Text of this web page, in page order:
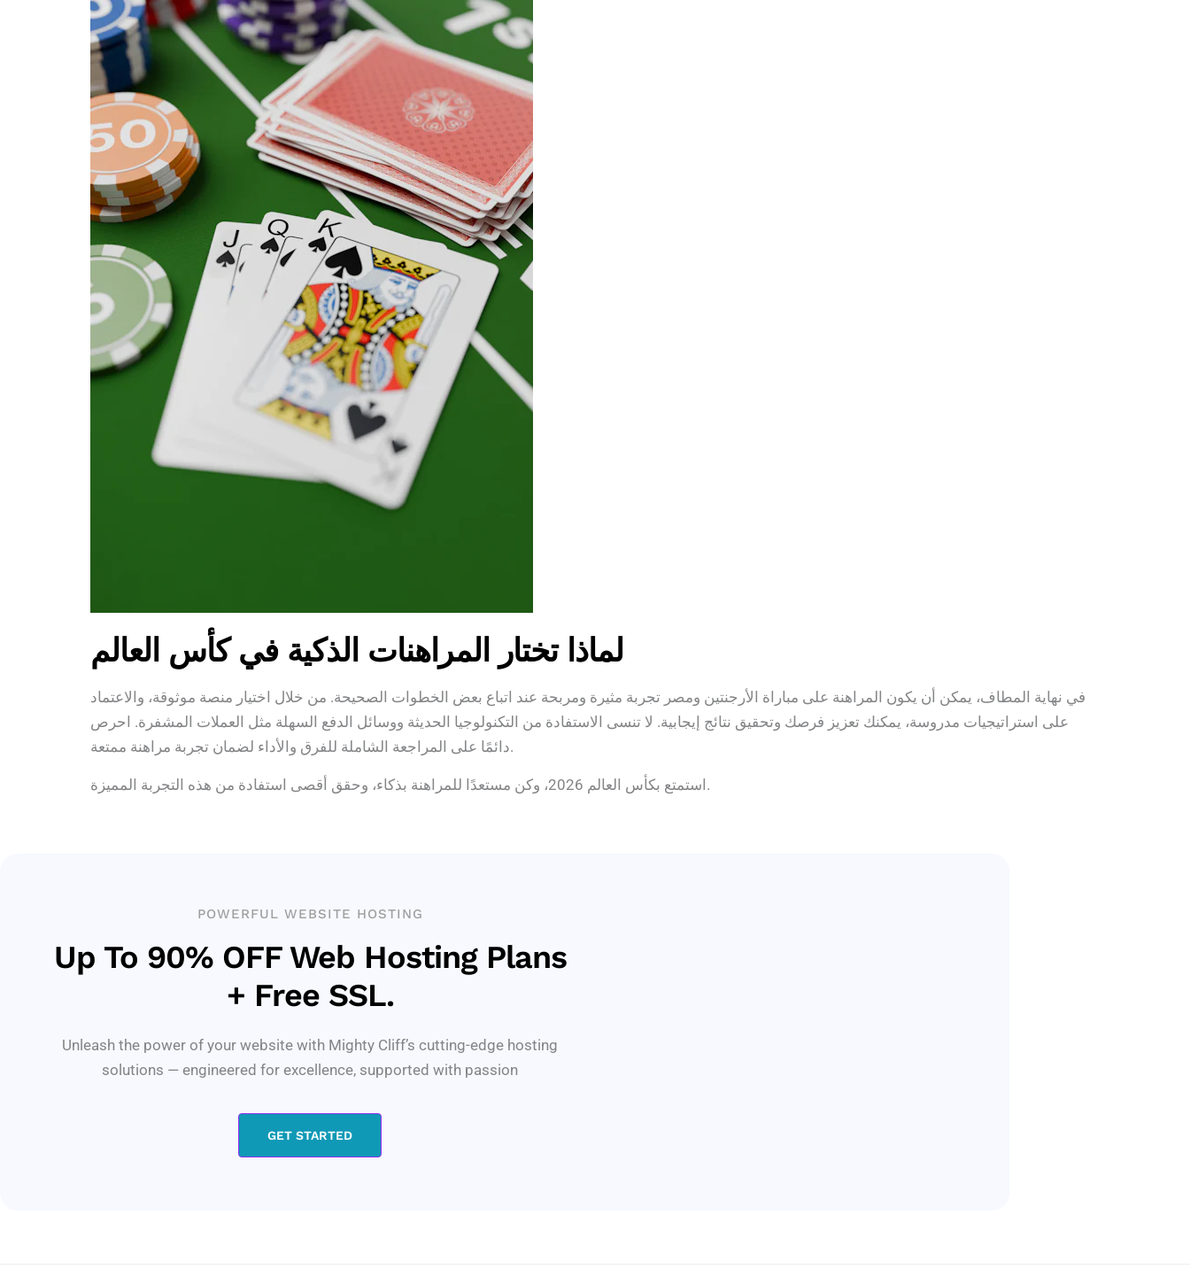
لماذا تختار المراهنات الذكية في كأس العالم
في نهاية المطاف، يمكن أن يكون المراهنة على مباراة الأرجنتين ومصر تجربة مثيرة ومربحة عند اتباع بعض الخطوات الصحيحة. من خلال اختيار منصة موثوقة، والاعتماد
على استراتيجيات مدروسة، يمكنك تعزيز فرصك وتحقيق نتائج إيجابية. لا تنسى الاستفادة من التكنولوجيا الحديثة ووسائل الدفع السهلة مثل العملات المشفرة. احرص
دائمًا على المراجعة الشاملة للفرق والأداء لضمان تجربة مراهنة ممتعة.
استمتع بكأس العالم 2026، وكن مستعدًا للمراهنة بذكاء، وحقق أقصى استفادة من هذه التجربة المميزة.
POWERFUL WEBSITE HOSTING
Up To 90% OFF Web Hosting Plans
+ Free SSL.
Unleash the power of your website with Mighty Cliff’s cutting-edge hosting
solutions — engineered for excellence, supported with passion
GET STARTED